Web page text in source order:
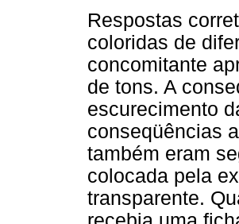
Respostas
coloridas de
concomitante
de tons. A
escurecimento
conseqüências
também eram
colocada pela
transparente.